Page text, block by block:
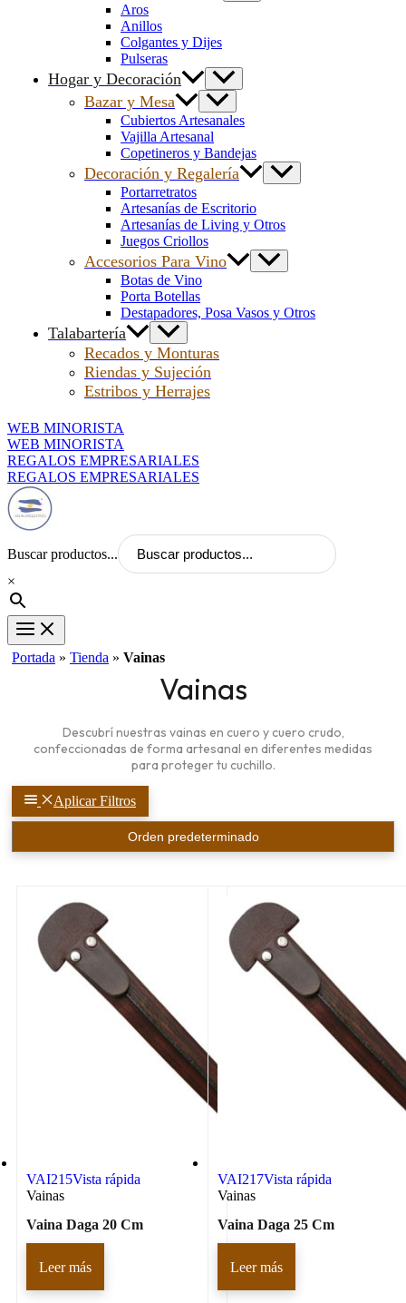
Aros
Anillos
Colgantes y Dijes
Pulseras
Hogar y Decoración
Bazar y Mesa
Cubiertos Artesanales
Vajilla Artesanal
Copetineros y Bandejas
Decoración y Regalería
Portarretratos
Artesanías de Escritorio
Artesanías de Living y Otros
Juegos Criollos
Accesorios Para Vino
Botas de Vino
Porta Botellas
Destapadores, Posa Vasos y Otros
Talabartería
Recados y Monturas
Riendas y Sujeción
Estribos y Herrajes
WEB MINORISTA
WEB MINORISTA
REGALOS EMPRESARIALES
REGALOS EMPRESARIALES
Buscar productos...
×
Portada » Tienda » Vainas
Vainas
Descubrí nuestras vainas en cuero y cuero crudo,
confeccionadas de forma artesanal en diferentes medidas
para proteger tu cuchillo.
Aplicar Filtros
VAI215Vista rápida
Vainas
Vaina Daga 20 Cm
Leer más
VAI217Vista rápida
Vainas
Vaina Daga 25 Cm
Leer más